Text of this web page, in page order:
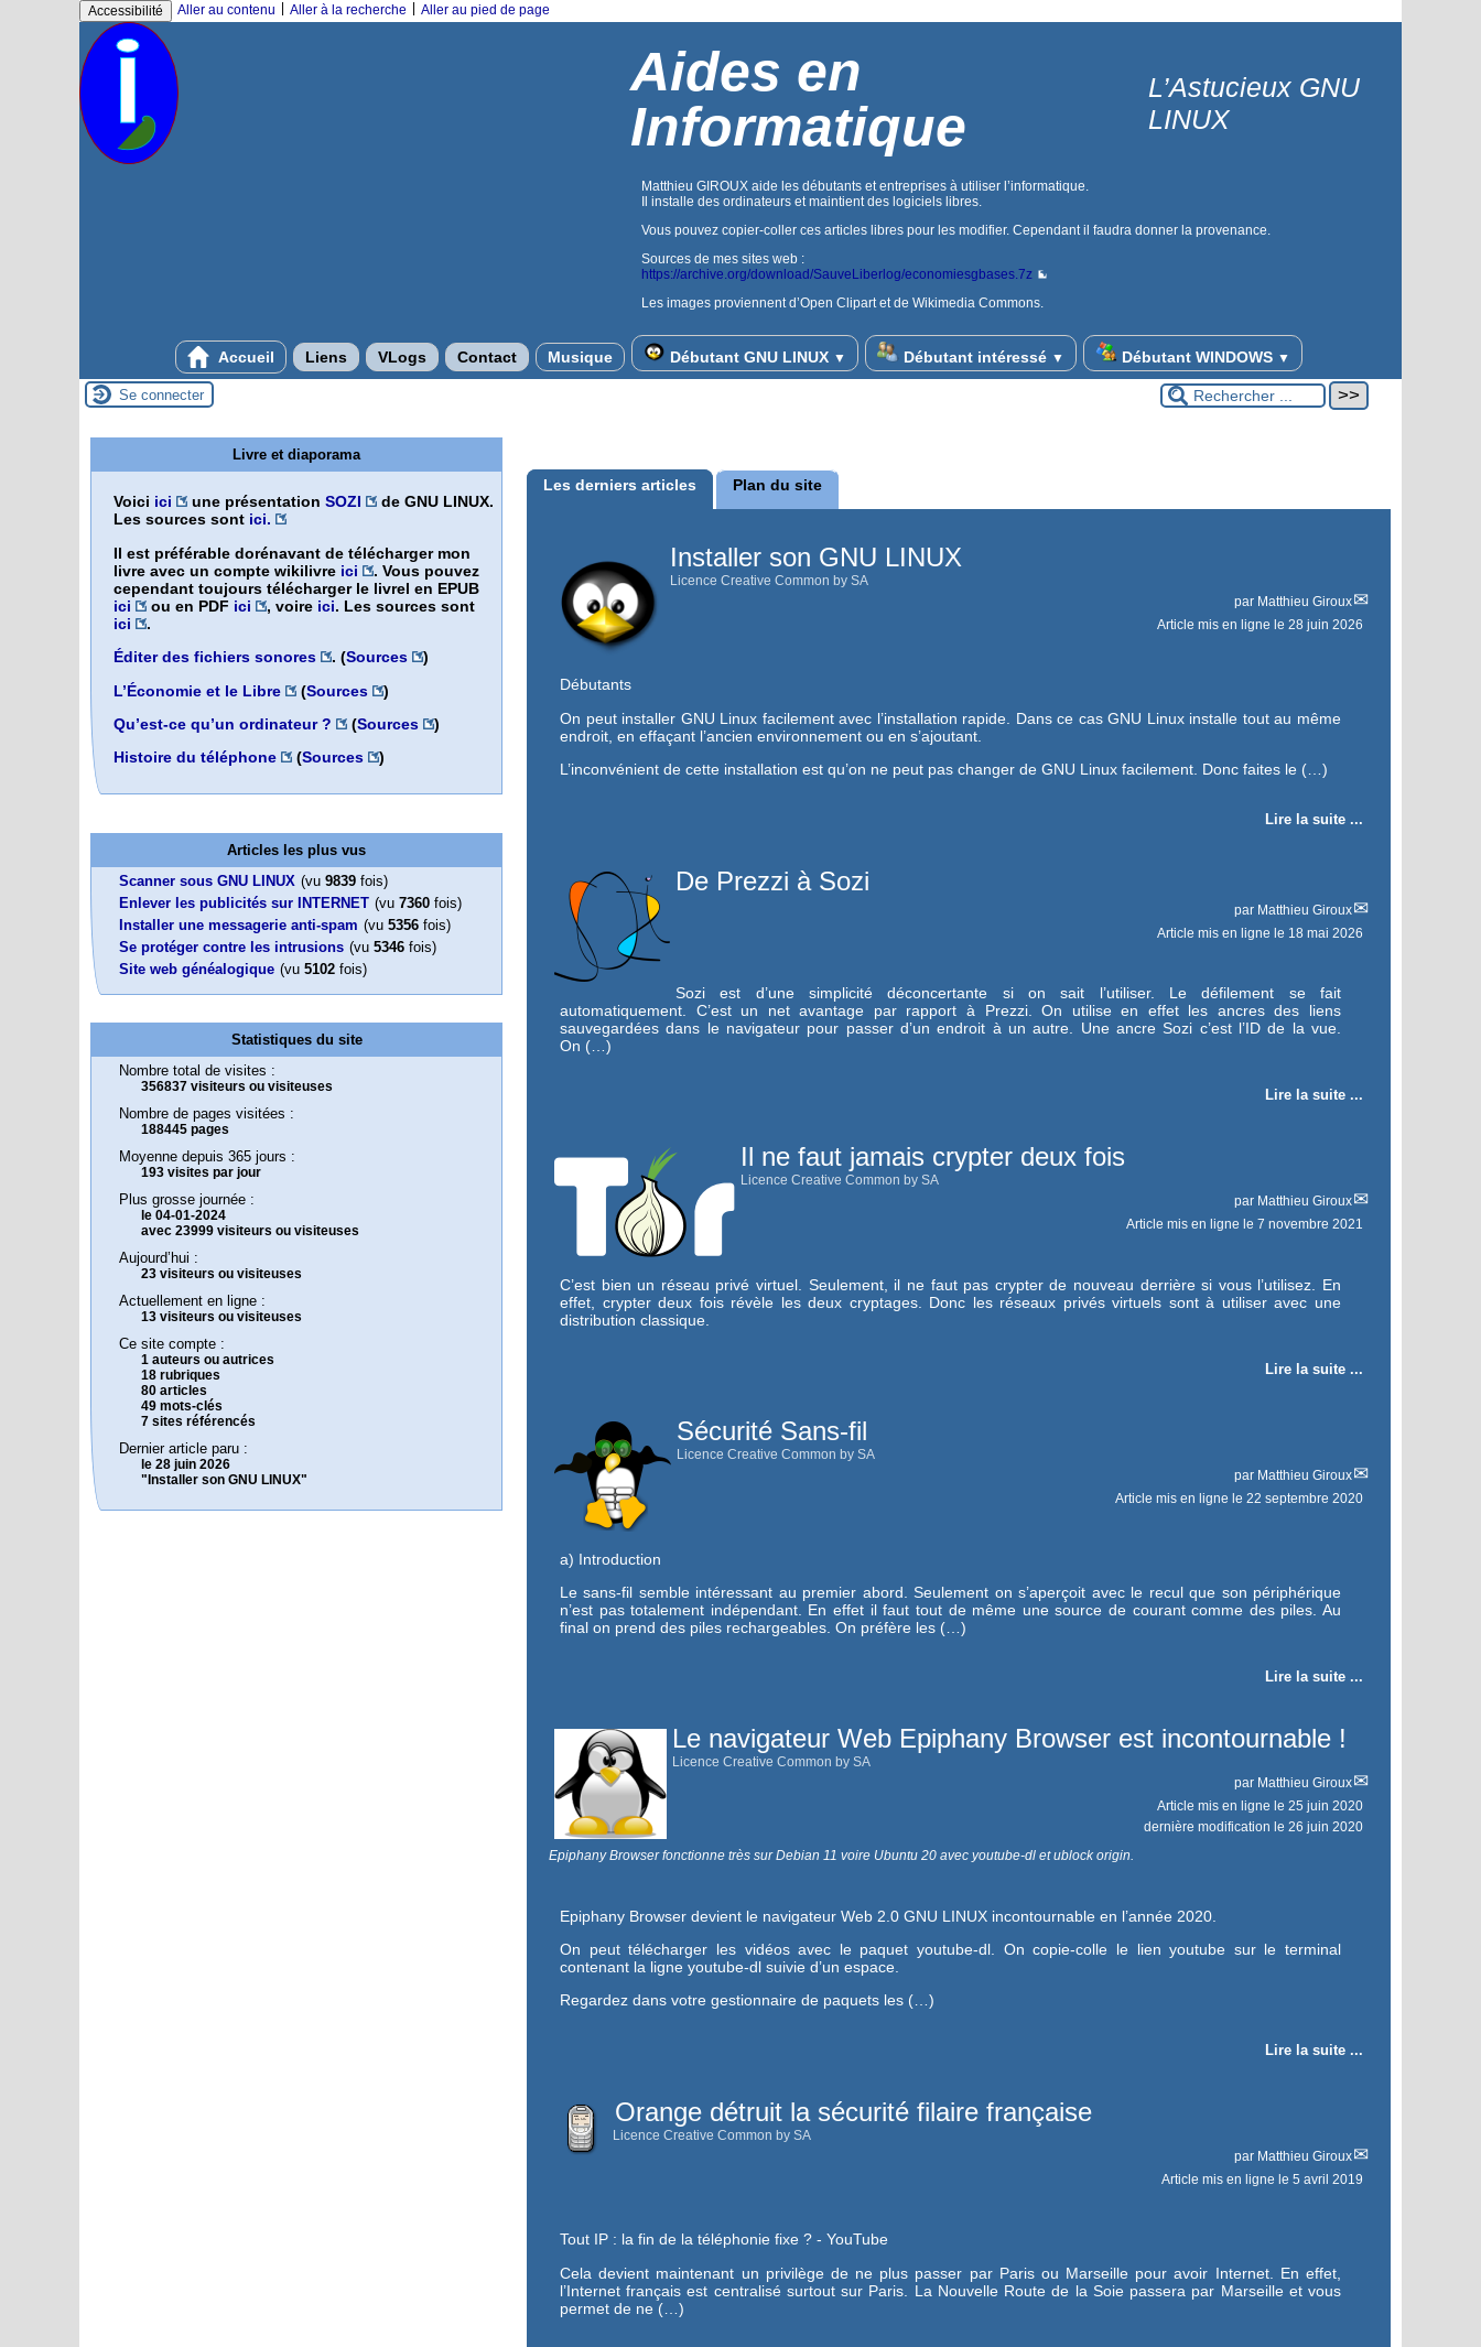
Accessibilité Aller au contenu Aller à la recherche Aller au pied de page
Aides en
Informatique
L’Astucieux GNU
LINUX
Matthieu GIROUX aide les débutants et entreprises à utiliser l’informatique.
Il installe des ordinateurs et maintient des logiciels libres.
Vous pouvez copier-coller ces articles libres pour les modifier. Cependant il faudra donner la provenance.
Sources de mes sites web :
https://archive.org/download/SauveLiberlog/economiesgbases.7z
Les images proviennent d’Open Clipart et de Wikimedia Commons.
Accueil Liens VLogs Contact Musique Débutant GNU LINUX ▼ Débutant intéressé ▼ Débutant WINDOWS ▼
Se connecter
Les derniers articles Plan du site
Installer son GNU LINUX
Licence Creative Common by SA
par Matthieu Giroux
Article mis en ligne le 28 juin 2026
Débutants
On peut installer GNU Linux facilement avec l’installation rapide. Dans ce cas GNU Linux installe tout au même
endroit, en effaçant l’ancien environnement ou en s’ajoutant.
L’inconvénient de cette installation est qu’on ne peut pas changer de GNU Linux facilement. Donc faites le (…)
Lire la suite ...
De Prezzi à Sozi
par Matthieu Giroux
Article mis en ligne le 18 mai 2026
Sozi est d’une simplicité déconcertante si on sait l’utiliser. Le défilement se fait
automatiquement. C’est un net avantage par rapport à Prezzi. On utilise en effet les ancres des liens
sauvegardées dans le navigateur pour passer d’un endroit à un autre. Une ancre Sozi c’est l’ID de la vue.
On (…)
Lire la suite ...
Il ne faut jamais crypter deux fois
Licence Creative Common by SA
par Matthieu Giroux
Article mis en ligne le 7 novembre 2021
C’est bien un réseau privé virtuel. Seulement, il ne faut pas crypter de nouveau derrière si vous l’utilisez. En
effet, crypter deux fois révèle les deux cryptages. Donc les réseaux privés virtuels sont à utiliser avec une
distribution classique.
Lire la suite ...
Sécurité Sans-fil
Licence Creative Common by SA
par Matthieu Giroux
Article mis en ligne le 22 septembre 2020
a) Introduction
Le sans-fil semble intéressant au premier abord. Seulement on s’aperçoit avec le recul que son périphérique
n’est pas totalement indépendant. En effet il faut tout de même une source de courant comme des piles. Au
final on prend des piles rechargeables. On préfère les (…)
Lire la suite ...
Le navigateur Web Epiphany Browser est incontournable !
Licence Creative Common by SA
par Matthieu Giroux
Article mis en ligne le 25 juin 2020
dernière modification le 26 juin 2020
Epiphany Browser fonctionne très sur Debian 11 voire Ubuntu 20 avec youtube-dl et ublock origin.
Epiphany Browser devient le navigateur Web 2.0 GNU LINUX incontournable en l’année 2020.
On peut télécharger les vidéos avec le paquet youtube-dl. On copie-colle le lien youtube sur le terminal
contenant la ligne youtube-dl suivie d’un espace.
Regardez dans votre gestionnaire de paquets les (…)
Lire la suite ...
Orange détruit la sécurité filaire française
Licence Creative Common by SA
par Matthieu Giroux
Article mis en ligne le 5 avril 2019
Tout IP : la fin de la téléphonie fixe ? - YouTube
Cela devient maintenant un privilège de ne plus passer par Paris ou Marseille pour avoir Internet. En effet,
l’Internet français est centralisé surtout sur Paris. La Nouvelle Route de la Soie passera par Marseille et vous
permet de ne (…)
Livre et diaporama
Voici ici une présentation SOZI
de GNU LINUX.
Les sources sont ici.
Il est préférable dorénavant de télécharger mon
livre avec un compte wikilivre ici
. Vous pouvez
cependant toujours télécharger le livrel en EPUB
ici
ou en PDF ici , voire ici. Les sources sont
ici
.
Éditer des fichiers sonores
. (Sources
)
L’Économie et le Libre
(Sources
)
Qu’est-ce qu’un ordinateur ?
(Sources
)
Histoire du téléphone
(Sources )
Articles les plus vus
Scanner sous GNU LINUX (vu 9839 fois)
Enlever les publicités sur INTERNET (vu 7360 fois)
Installer une messagerie anti-spam (vu 5356 fois)
Se protéger contre les intrusions (vu 5346 fois)
Site web généalogique (vu 5102 fois)
Statistiques du site
Nombre total de visites :
356837 visiteurs ou visiteuses
Nombre de pages visitées :
188445 pages
Moyenne depuis 365 jours :
193 visites par jour
Plus grosse journée :
le 04-01-2024
avec 23999 visiteurs ou visiteuses
Aujourd’hui :
23 visiteurs ou visiteuses
Actuellement en ligne :
13 visiteurs ou visiteuses
Ce site compte :
1 auteurs ou autrices
18 rubriques
80 articles
49 mots-clés
7 sites référencés
Dernier article paru :
le 28 juin 2026
"Installer son GNU LINUX"